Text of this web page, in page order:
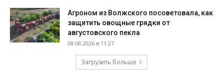
Агроном из Волжского посоветовала, как
защитить овощные грядки от
августовского пекла
08.08.2026 в 11:27
Загрузить больше